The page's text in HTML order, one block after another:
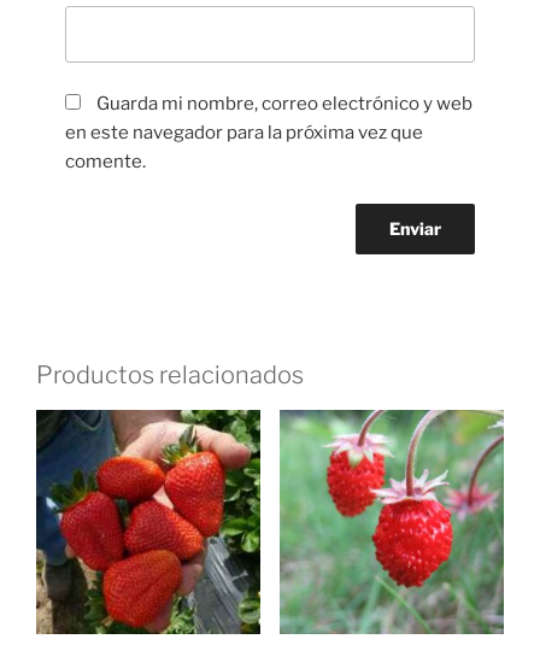
Guarda mi nombre, correo electrónico y web
en este navegador para la próxima vez que
comente.
Productos relacionados